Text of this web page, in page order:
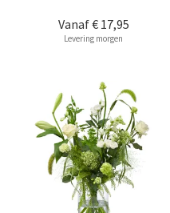
Vanaf€ 17,95
Levering morgen